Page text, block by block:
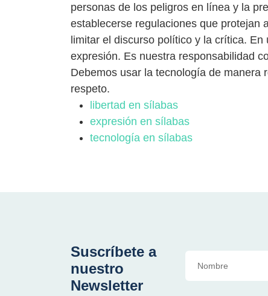
personas de los peligros en línea y la
establecerse regulaciones que protejan
limitar el discurso político y la crítica.
expresión. Es nuestra responsabilidad
Debemos usar la tecnología de manera
respeto.
libertad en sílabas
expresión en sílabas
tecnología en sílabas
Suscríbete a
nuestro
Newsletter